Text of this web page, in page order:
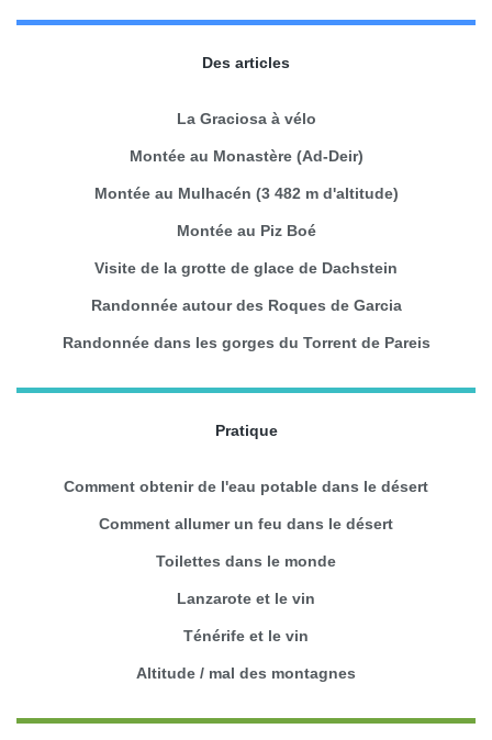
Des articles
La Graciosa à vélo
Montée au Monastère (Ad-Deir)
Montée au Mulhacén (3 482 m d'altitude)
Montée au Piz Boé
Visite de la grotte de glace de Dachstein
Randonnée autour des Roques de Garcia
Randonnée dans les gorges du Torrent de Pareis
Pratique
Comment obtenir de l'eau potable dans le désert
Comment allumer un feu dans le désert
Toilettes dans le monde
Lanzarote et le vin
Ténérife et le vin
Altitude / mal des montagnes